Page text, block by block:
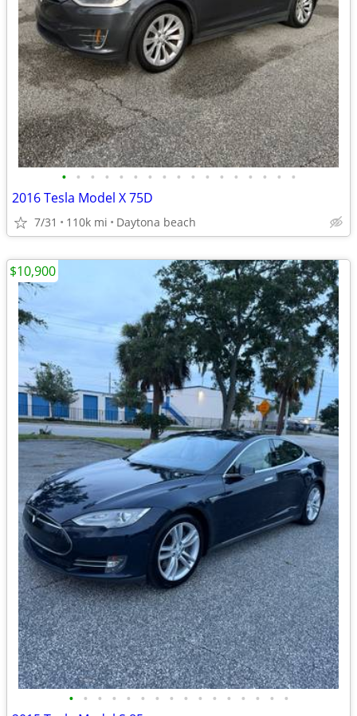
• • • • • • • • • • • • • • • • •
2016 Tesla Model X 75D
7/31 110k mi Daytona beach
• • • • • • • • • • • • • • • •
$10,900